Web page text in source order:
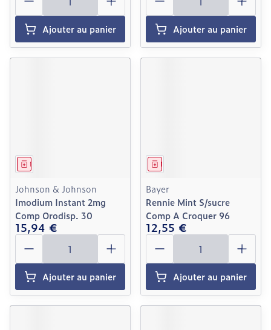
Ajouter au panier Ajouter au panier
Médicament
Johnson & Johnson
Imodium Instant 2mg
Comp Orodisp. 30
15,94 €
Quantité
Ajouter au panier
Médicament
Bayer
Rennie Mint S/sucre
Comp A Croquer 96
12,55 €
Quantité
Ajouter au panier